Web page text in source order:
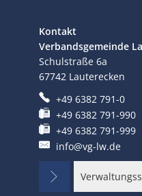
Kontakt
Verbandsgemeinde
Schulstraße 6a
67742 Lauterecken
+49 6382 791-0
+49 6382 791-990
+49 6382 791-999
info@vg-lw.de